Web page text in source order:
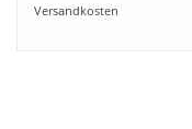
Versandkosten